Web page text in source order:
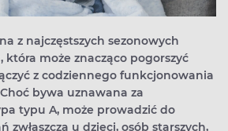
z najczęstszych sezonowych
może znacząco pogorszyć
z codziennego funkcjonowania
bywa uznawana za
typu A, może prowadzić do
zwłaszcza u dzieci, osób starszych,